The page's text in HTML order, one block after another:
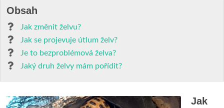
Obsah
Jak změnit želvu?
Jak se projevuje útlum želv?
Je to bezproblémová želva?
Jaký druh želvy mám pořídit?
Jak